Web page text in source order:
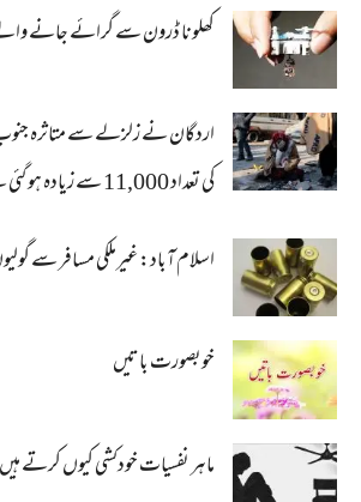
کھلونا ڈرون سے گرائے جانے
اردگان نے زلزلے سے متاثرہ جنوب
کی تعداد 11,000 سے زیادہ ہو گئی ہے۔
اسلام آباد: غیرملکی مسافر سے گولیوں کے
خوبصورت باتیں
ماہر نفسیات خودکشی کیوں کرتے